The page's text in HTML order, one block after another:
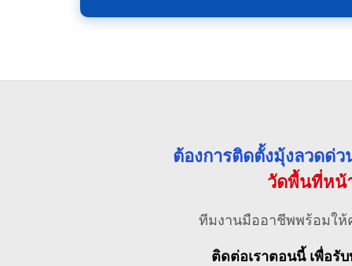
ต้องการติดตั้งมุ้งลวดด่
วัดพื้นที่หน้
ทีมงานมืออาชีพพร้อมให้
ติดต่อเราตอนนี้ เพื่อรั